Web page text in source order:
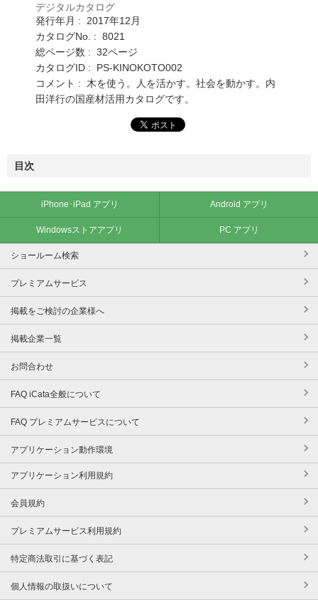
デジタルカタログ
発行年月 : 2017年12月
カタログNo. : 8021
総ページ数 : 32ページ
カタログID : PS-KINOKOTO002
コメント : 木を使う。人を活かす。社会を動かす。内
田洋行の国産材活用カタログです。
目次
iPhone･iPad アプリ Android アプリ
Windowsストアアプリ PC アプリ
ショールーム検索
プレミアムサービス
掲載をご検討の企業様へ
掲載企業一覧
お問合わせ
FAQ iCata全般について
FAQ プレミアムサービスについて
アプリケーション動作環境
アプリケーション利用規約
会員規約
プレミアムサービス利用規約
特定商法取引に基づく表記
個人情報の取扱いについて